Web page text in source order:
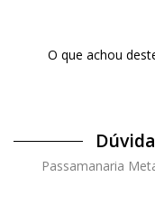
O que achou
Passamanaria